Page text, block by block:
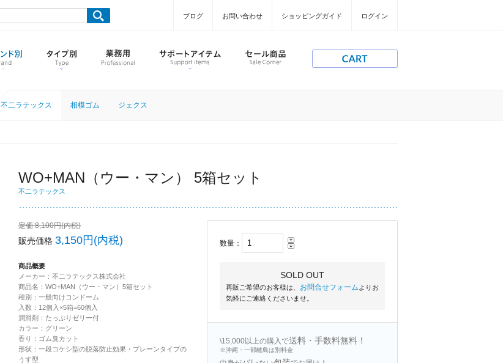
ブログ お問い合わせ ショッピングガイド ログイン
不二ラテックス 相模ゴム ジェクス
WO+MAN（ウー・マン） 5箱セット
不二ラテックス
定価 8,100円(内税)
販売価格 3,150円(内税)
商品概要
メーカー：不二ラテックス株式会社
商品名：WO+MAN（ウー・マン）5箱セット
種別：一般向けコンドーム
入数：12個入×5箱=60個入
潤滑剤：たっぷりゼリー付
カラー：グリーン
香り：ゴム臭カット
形状：一段コケシ型の脱落防止効果・プレーンタイプの
うす型
数量：
SOLD OUT
再販ご希望のお客様は、 お問合せフォーム よりお
気軽にご連絡くださいませ。
\15,000以上の購入で送料・手数料無料！
※沖縄・一部離島は別料金